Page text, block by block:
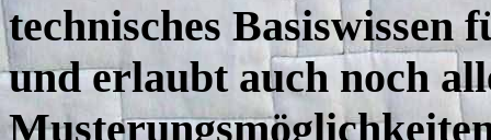
technisches Basiswissen
und erlaubt auch noch